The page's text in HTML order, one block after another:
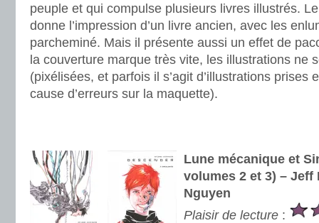
peuple et qui compulse plusieurs livres illustrés.
donne l’impression d’un livre ancien, avec les
parcheminé. Mais il présente aussi un effet de
la couverture marque très vite, les illustrations ne
(pixélisées, et parfois il s’agit d’illustrations prises
cause d’erreurs sur la maquette).
Lune mécanique et
volumes 2 et 3) – Jeff
Nguyen
Plaisir de lecture :